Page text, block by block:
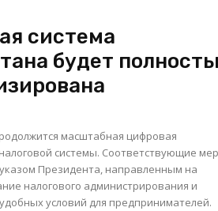
система
будет
масштабная цифровая
системы. Соответствующие
Президента, направленным на
налогового администрирования и
условий для предпринимателей.